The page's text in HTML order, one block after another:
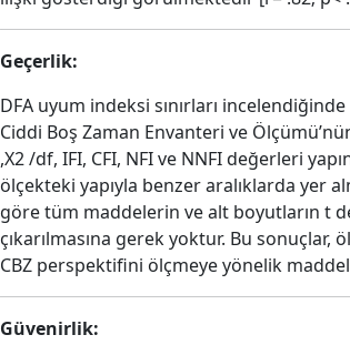
Geçerlik:
DFA uyum indeksi sınırları
Ciddi Boş Zaman Envanteri ve
,X2 /df, IFI, CFI, NFI ve NNFI değerleri
ölçekteki yapıyla benzer aralıklarda yer
göre tüm maddelerin ve alt boyutların t
çıkarılmasına gerek yoktur. Bu
CBZ perspektifini ölçmeye yönelik
Güvenirlik: